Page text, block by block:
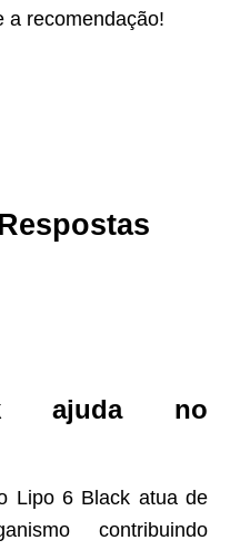
a recomendação!
ajuda no
Lipo 6 Black atua de
contribuindo